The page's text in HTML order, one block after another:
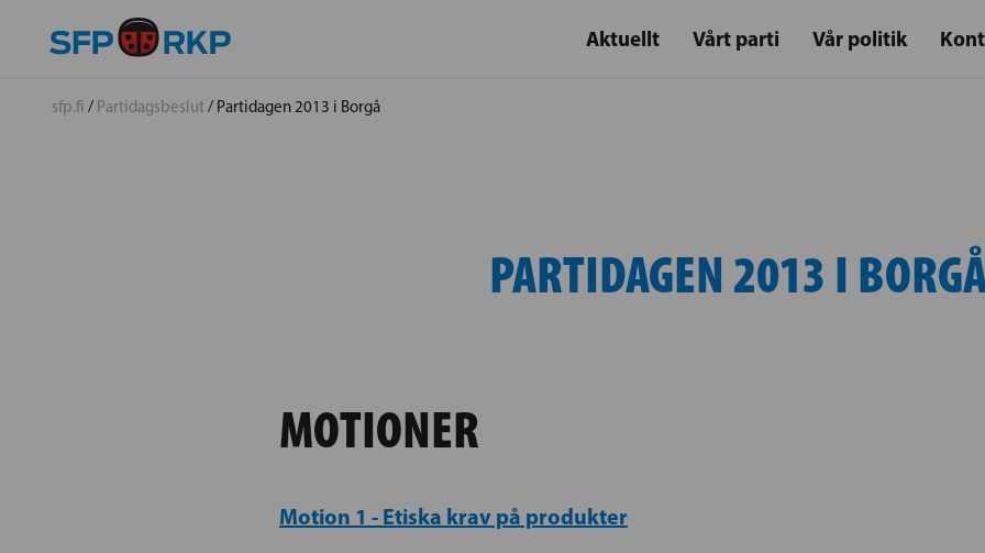
Aktuellt Vårt parti Vår politik
sfp.fi / Partidagsbeslut/ Partidagen 2013 i Borgå
PARTIDAGEN 2013 I
MOTIONER
Motion 1 - Etiska krav på produkter